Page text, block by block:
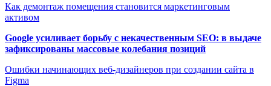
Как демонтаж помещения становится маркетинговым
активом
Google усиливает борьбу с некачественным SEO: в выдаче
зафиксированы массовые колебания позиций
Ошибки начинающих веб-дизайнеров при создании сайта в
Figma